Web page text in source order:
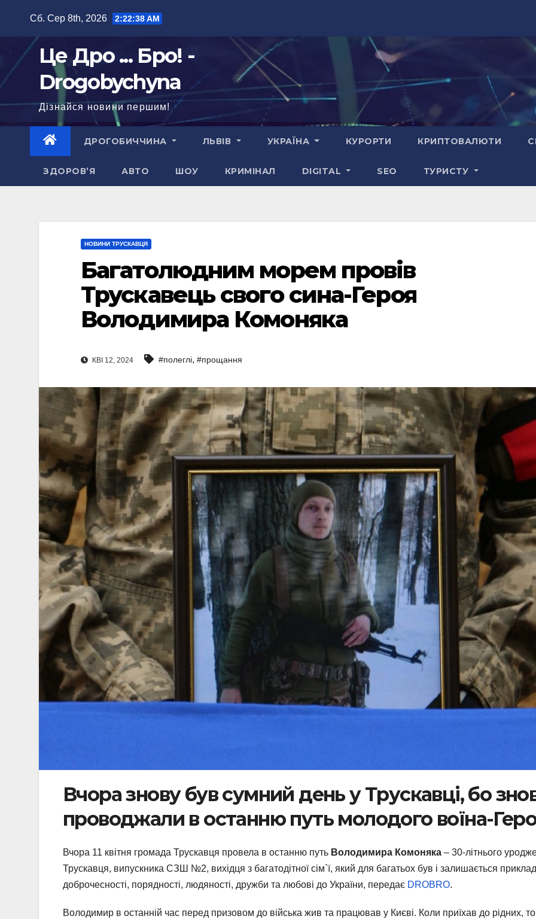
Сб. Сер 8th, 2026 2:22:40 AM
Це Дро ... Бро! -
Drogobychyna
Дізнайся новини першим!
ДРОГОБИЧЧИНА ЛЬВІВ УКРАЇНА КУРОРТИ КРИПТОВАЛЮТИ
ЗДОРОВ’Я АВТО ШОУ КРИМІНАЛ DIGITAL SEO ТУРИСТУ
НОВИНИ ТРУСКАВЦЯ
Багатолюдним морем провів
Трускавець свого сина-Героя
Володимира Комоняка
КВІ 12, 2024 #полеглі, #прощання
Вчора знову був сумний день у Трускавці, бо
проводжали в останню путь молодого воїна-
Вчора 11 квітня громада Трускавця провела в останню путь Володимира Комоняка – 30-літнього
Трускавця, випускника СЗШ №2, вихідця з багатодітної сім`ї, який для багатьох був і залишається
доброчесності, порядності, людяності, дружби та любові до України, передає DROBRO.
Володимир в останній час перед призовом до війська жив та працював у Києві. Коли приїхав до рідних, то